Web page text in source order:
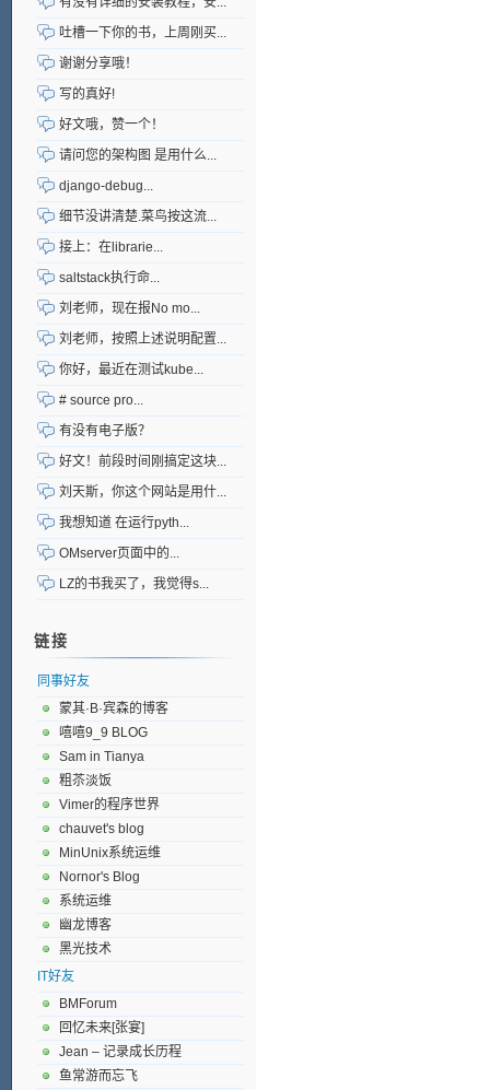
吐槽一下你的书，上周刚买...
谢谢分享哦！
写的真好!
好文哦，赞一个！
请问您的架构图 是用什么...
django-debug...
细节没讲清楚.菜鸟按这流...
接上：在librarie...
saltstack执行命...
刘老师，现在报No mo...
刘老师，按照上述说明配置...
你好，最近在测试kube...
# source pro...
有没有电子版？
好文！前段时间刚搞定这块...
刘天斯，你这个网站是用什...
我想知道 在运行pyth...
OMserver页面中的...
LZ的书我买了，我觉得s...
链接
同事好友
蒙其·B·宾森的博客
嘻嘻9_9 BLOG
Sam in Tianya
粗苶淡饭
Vimer的程序世界
chauvet's blog
MinUnix系统运维
Nornor's Blog
系统运维
幽龙博客
黑光技术
IT好友
BMForum
回忆未来[张宴]
Jean – 记录成长历程
鱼常游而忘飞